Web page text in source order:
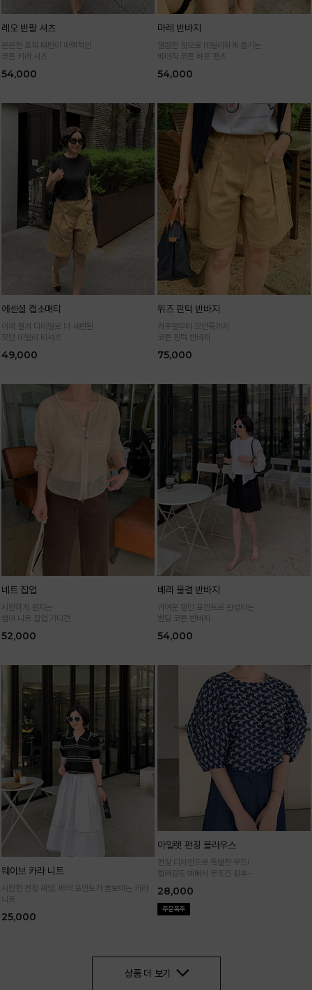
레오 반팔 셔츠
은은한 호피 패턴이 매력적인
코튼 카라 셔츠
54,000
마레 반바지
깔끔한 핏으로 데일리하게 즐기는
베이직 코튼 하프 팬츠
54,000
에센셜 캡소매티
어깨 절개 디테일로 더 세련된
모던 데일리 티셔츠
49,000
위즈 핀턱 반바지
캐주얼부터 모던룩까지
코튼 핀턱 반바지
75,000
네트 집업
시원하게 걸치는
썸머 니트 집업 가디건
52,000
베리 물결 반바지
귀여운 밑단 포인트로 완성되는
밴딩 코튼 반바지
54,000
웨이브 카라 니트
시원한 펀칭 짜임, 배색 포인트가 돋보이는 카라
니트
하게 입어요
25,000
아일렛 펀칭 블라우스
펀칭 디자인으로 특별한 무드!
컬러감도 예뻐서 무조건 강추~
28,000
상품 더 보기